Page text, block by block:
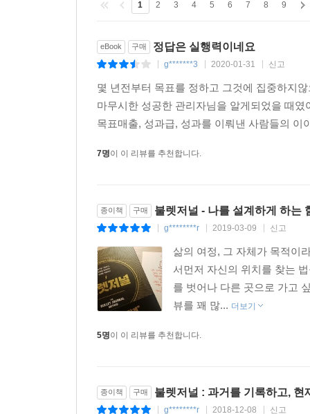
불렛저널은 현 시점에서 필요로 하는 것을 토대
월인데 12월 15일이 마감인 프로젝트가 있다면,
퓨처 로그는 불렛저널의 앞부분, 색인 바로 뒤에
수 있다. 나는 간결하지만 효과적인 3개월간의 퓨
그렇다면 퓨처 로그는 실제로 어떻게 작용할까?
리 로그를 작성하면 어디에 적어야 할지 고민하
면 데일리 로 그에 예정된 일이라는 의미로 ‘[’
- 135쪽, 퓨처 로그
1 2 3 4 5 6 7 8 9
eBook 구매 정답은 실행력이네요
g*******3 2020-01-31 신고
몇 년전부터 목표를 정하고 그것에 집중하지
마무시한 성공한 관리자님을 알게되었을 때
목표매출, 성과급, 성과를 이뤄낸 사람들의
7명이 이 리뷰를 추천합니다.
종이책 구매 불렛저널 - 나를 설계하게 하는
g********r 2019-03-09 신고
삶의 여정, 그 자체가 목적이
서먼저 자신의 위치를 찾는
를 벗어나 다른 곳으로 가고
뷰를 꽤 많... 더보기
5명이 이 리뷰를 추천합니다.
종이책 구매 불렛저널 : 과거를 기록하고,
g********r 2018-12-08 신고